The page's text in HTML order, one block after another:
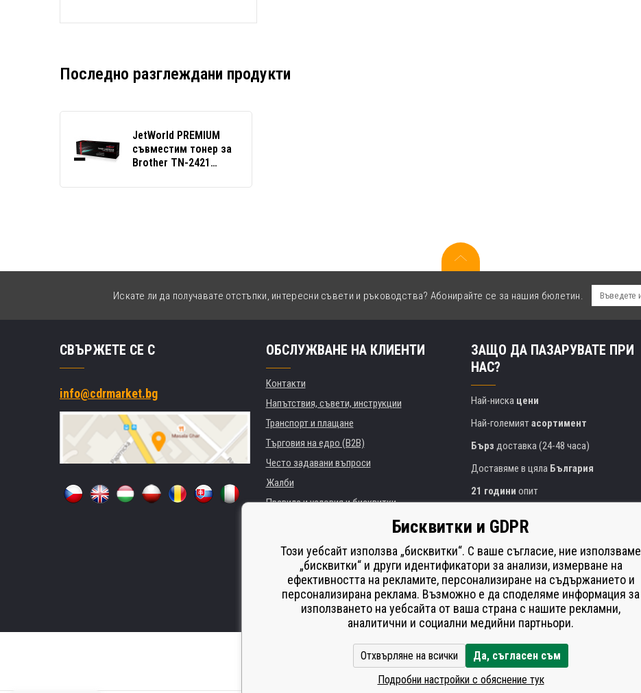
Последно разглеждани продукти
JetWorld PREMIUM
съвместим тонер за
Brother TN-2421
Искате ли да получавате отстъпки, интересни съвети и ръководства? Абонирайте се за нашия бюлетин.
СВЪРЖЕТЕ СЕ С
info@cdrmarket.bg
ОБСЛУЖВАНЕ НА КЛИЕНТИ
Контакти
Напътствия, съвети, инструкции
Транспорт и плащане
Търговия на едро (B2B)
Често задавани въпроси
Жалби
Правила и условия и бисквитки
За фирми и институции
Наемане на принтери
Заместващо изпълнение
Odstoupení od smlouvy
ЗАЩО ДА ПАЗАРУВАТЕ ПРИ
НАС?
Най-ниска цени
Най-големиятасортимент
Бърз доставка (24-48 часа)
Доставяме в цяла България
21 години опит
Полезен подход
Goldenсертификат Heureka
Сейфонлайн плащания
Бисквитки и GDPR
Този уебсайт използва „бисквитки“. С ваше съгласие, ние използваме
„бисквитки“ и други идентификатори за анализи, измерване на
ефективността на рекламите, персонализиране на съдържанието и
персонализирана реклама. Възможно е да споделяме информация за
използването на уебсайта от ваша страна с нашите рекламни,
аналитични и социални медийни партньори.
Отхвърляне на всички
Да, съгласен съм
Подробни настройки с обяснение тук